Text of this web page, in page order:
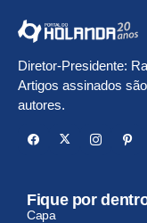
Diretor-Presidente:
Artigos assinados
autores.
Fique por
Capa